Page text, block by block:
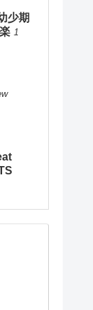
少期
1